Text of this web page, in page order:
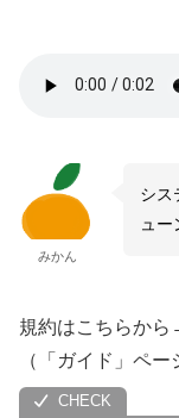
みかん
シス
ュー
規約はこちらから
（「ガイド」ペー